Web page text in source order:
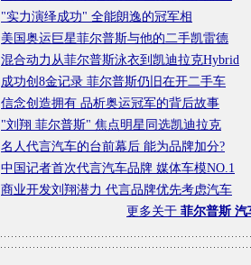
"实力演绎成功" 全能朗逸的冠军相
美国奥运巨星菲尔普斯与他的二手凯雷德
混合动力从菲尔普斯泳衣到凯迪拉克Hybrid
成功创8金记录 菲尔普斯仍旧在开二手车
信念创造拥有 品析奥运冠军的背后故事
"刘翔 菲尔普斯" 焦点明星同选凯迪拉克
名人代言汽车的台前幕后 能为品牌加分?
中国记者首次代言汽车品牌 媒体车模NO.1
商业开发刘翔潜力 代言品牌优先考虑汽车
更多关于 菲尔普斯 汽